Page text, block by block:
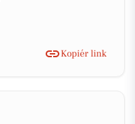
Kopiér link